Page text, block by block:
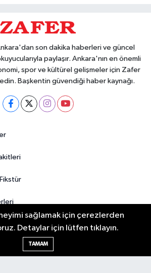
son dakika haberleri ve güncel
paylaşır. Ankara'nın en önemli
spor ve kültürel gelişmeler için Zafer
Başkentin güvendiği haber kaynağı.
Künye
Bilim & Teknoloji
sağlamak için çerezlerden
Detaylar için lütfen tıklayın.
TAMAM